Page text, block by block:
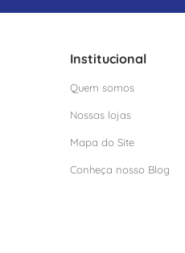
Institucional
Quem somos
Nossas lojas
Mapa do Site
Conheça nosso Blog